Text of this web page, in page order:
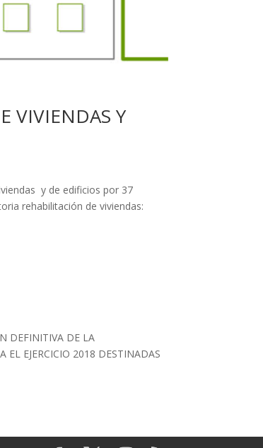
VIVIENDAS Y
y de edificios por 37
rehabilitación de viviendas:
DEFINITIVA DE LA
EL EJERCICIO 2018 DESTINADAS